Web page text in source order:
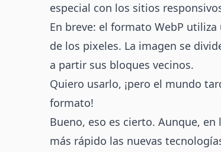
especial con los sitios
En breve: el formato WebP
de los pixeles. La imagen se
a partir sus bloques vecinos.
Quiero usarlo, ¡pero el mundo
formato!
Bueno, eso es cierto. Aunque,
más rápido las nuevas